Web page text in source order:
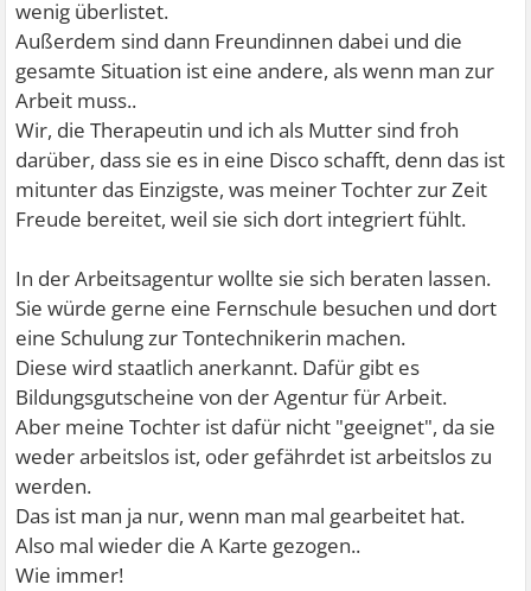
wenig überlistet.
Außerdem sind dann Freundinnen dabei und die
gesamte Situation ist eine andere, als wenn man zur
Arbeit muss..
Wir, die Therapeutin und ich als Mutter sind froh
darüber, dass sie es in eine Disco schafft, denn das ist
mitunter das Einzigste, was meiner Tochter zur Zeit
Freude bereitet, weil sie sich dort integriert fühlt.
In der Arbeitsagentur wollte sie sich beraten lassen.
Sie würde gerne eine Fernschule besuchen und dort
eine Schulung zur Tontechnikerin machen.
Diese wird staatlich anerkannt. Dafür gibt es
Bildungsgutscheine von der Agentur für Arbeit.
Aber meine Tochter ist dafür nicht "geeignet", da sie
weder arbeitslos ist, oder gefährdet ist arbeitslos zu
werden.
Das ist man ja nur, wenn man mal gearbeitet hat.
Also mal wieder die A Karte gezogen..
Wie immer!